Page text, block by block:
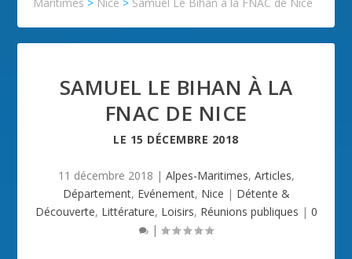
SAMUEL LE BIHAN À LA
FNAC DE NICE
LE 15 DÉCEMBRE 2018
11 décembre 2018 | Alpes-Maritimes, Articles,
Département, Evénement, Nice | Détente &
Découverte, Littérature, Loisirs, Réunions publiques | 0
|